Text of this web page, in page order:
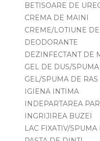
BETISOARE DE
CREMA DE MAINI
CREME/LOTIUNE
DEODORANTE
DEZINFECTANT DE
GEL DE DUS/
GEL/SPUMA DE RAS
IGIENA INTIMA
INDEPARTAREA
INGRIJIREA BUZEI
LAC FIXATIV/SPUMA